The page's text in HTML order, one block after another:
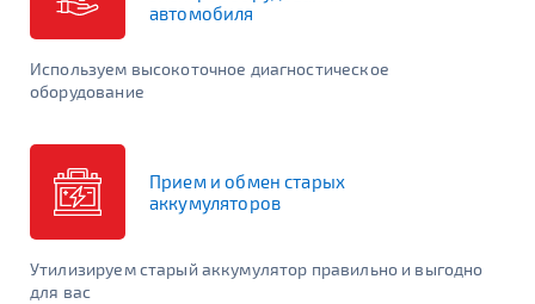
автомобиля
Используем высокоточное диагностическое
оборудование
Прием и обмен старых
аккумуляторов
Утилизируем старый аккумулятор правильно и выгодно
для вас